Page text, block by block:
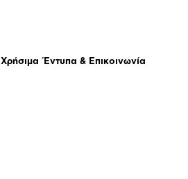
Χρήσιμα Έντυπα & Επικοινωνία